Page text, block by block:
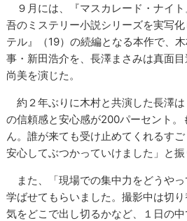
９月には、『マスカレード・ナイ
吾のミステリー小説シリーズを実写
テル』（19）の続編となる本作で、
事・新田浩介を、長澤まさみは真面
尚美を演じた。
約２年ぶりに木村と共演した長澤
の信頼感と安心感が200パーセント
ん。誰が来ても受け止めてくれるすご
安心してぶつかっていけました」と振
また、「現場での集中力をどうや
学ばせてもらいました。撮影中は切
気をどこで出し切るかなど、１日の中